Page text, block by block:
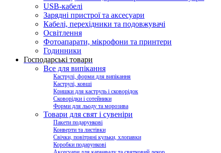
USB-кабелі
Зарядні пристрої та аксесуари
Кабелі, перехідники та подовжувачі
Освітлення
Фотоапарати, мікрофони та принтери
Годинники
Господарські товари
Все для випікання
Каструлі, форми для випікання
Каструлі, ковші
Кришки для каструль і сковорідок
Сковорідки і сотейники
Форми для льоду та морозива
Товари для свят і сувеніри
Пакети подарункові
Конверти та листівки
Свічки, повітряні кульки, хлопавки
Коробки подарункові